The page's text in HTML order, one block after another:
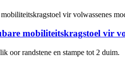
mobiliteitskragstoel vir
oor randstene en stampe tot 2 duim.